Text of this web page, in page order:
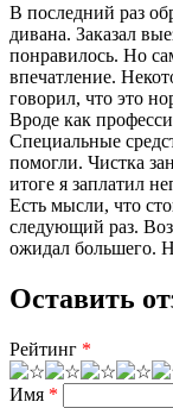
В последний раз
дивана. Заказал
понравилось. Но
впечатление.
говорил, что это
Вроде как
Специальные
помогли. Чистка
итоге я заплатил
Есть мысли, что
следующий раз.
ожидал большего.
Оставить
Рейтинг *
Имя *